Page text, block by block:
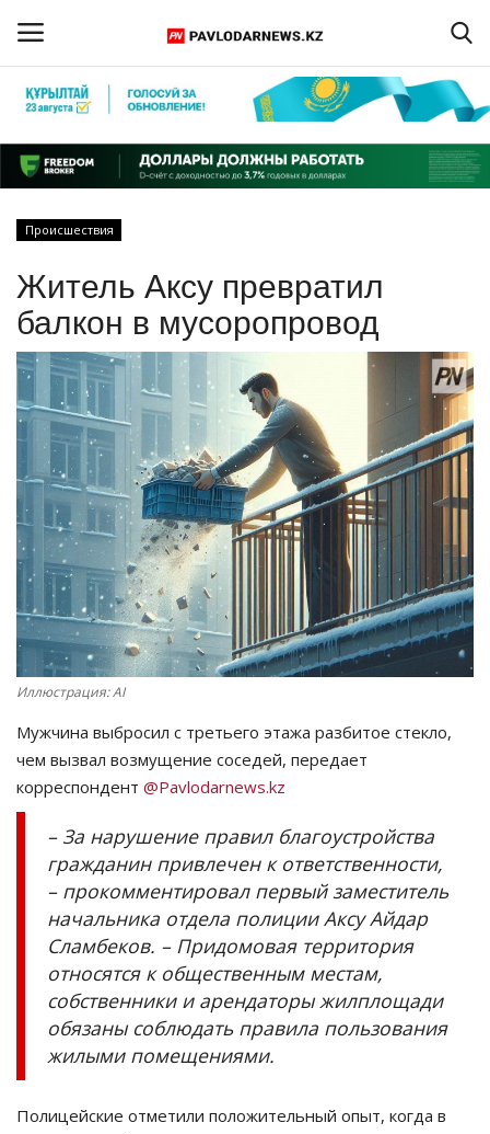
Регистрация
Главная
ПАВЛОДАРСКАЯ ОБЛАСТЬ
КАЗАХСТАН
МИР
СПЕЦПРОЕКТЫ
СПОРТ
Чек-лист
РАЗВЛЕЧЕНИЯ
OFFICIAL
Курултай
Язык
Қазақша Русский
Происшествия
Житель Аксу превратил
балкон в мусоропровод
Иллюстрация: AI
Мужчина выбросил с третьего этажа разбитое стекло,
чем вызвал возмущение соседей, передает
корреспондент @Pavlodarnews.kz
– За нарушение правил благоустройства
гражданин привлечен к ответственности,
– прокомментировал первый заместитель
начальника отдела полиции Аксу Айдар
Сламбеков. – Придомовая территория
относятся к общественным местам,
собственники и арендаторы жилплощади
обязаны соблюдать правила пользования
жилыми помещениями.
Полицейские отметили положительный опыт, когда в